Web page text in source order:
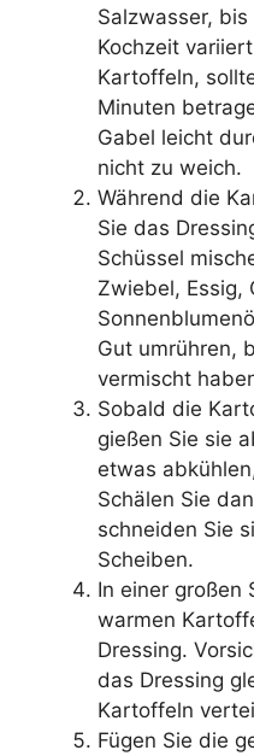
Salzwasser,
Kochzeit
Kartoffeln,
Minuten
Gabel leicht
nicht zu weich.
Während die
Sie das
Schüssel
Zwiebel, Essig,
Gut umrühren,
vermischt
Sobald die
gießen Sie sie
etwas
Schälen Sie
schneiden Sie
Scheiben.
In einer großen
warmen
Dressing.
das Dressing
Kartoffeln
Fügen Sie die